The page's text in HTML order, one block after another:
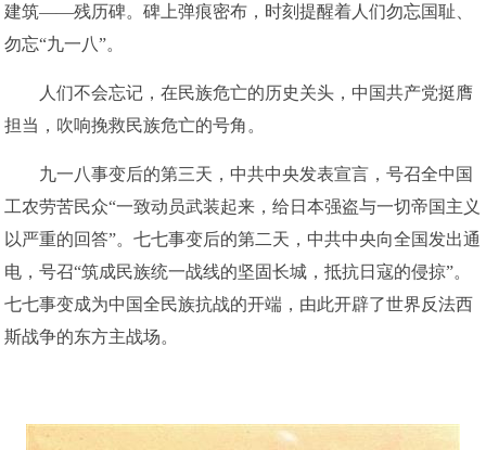
建筑——残历碑。碑上弹痕密布，时刻提醒着人们勿忘国耻、
勿忘“九一八”。
人们不会忘记，在民族危亡的历史关头，中国共产党挺膺
担当，吹响挽救民族危亡的号角。
九一八事变后的第三天，中共中央发表宣言，号召全中国
工农劳苦民众“一致动员武装起来，给日本强盗与一切帝国主义
以严重的回答”。七七事变后的第二天，中共中央向全国发出通
电，号召“筑成民族统一战线的坚固长城，抵抗日寇的侵掠”。
七七事变成为中国全民族抗战的开端，由此开辟了世界反法西
斯战争的东方主战场。